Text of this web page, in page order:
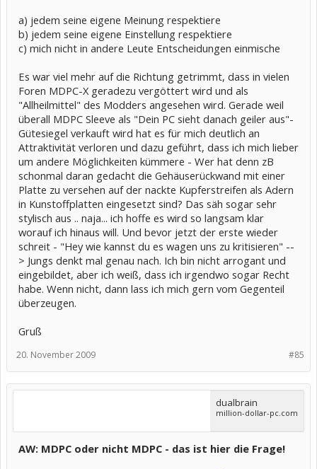
a) jedem seine eigene Meinung respektiere
b) jedem seine eigene Einstellung respektiere
c) mich nicht in andere Leute Entscheidungen einmische
Es war viel mehr auf die Richtung getrimmt, dass in vielen
Foren MDPC-X geradezu vergöttert wird und als
"Allheilmittel" des Modders angesehen wird. Gerade weil
überall MDPC Sleeve als "Dein PC sieht danach geiler aus"-
Gütesiegel verkauft wird hat es für mich deutlich an
Attraktivität verloren und dazu geführt, dass ich mich lieber
um andere Möglichkeiten kümmere - Wer hat denn zB
schonmal daran gedacht die Gehäuserückwand mit einer
Platte zu versehen auf der nackte Kupferstreifen als Adern
in Kunstoffplatten eingesetzt sind? Das säh sogar sehr
stylisch aus .. naja... ich hoffe es wird so langsam klar
worauf ich hinaus will. Und bevor jetzt der erste wieder
schreit - "Hey wie kannst du es wagen uns zu kritisieren" --
> Jungs denkt mal genau nach. Ich bin nicht arrogant und
eingebildet, aber ich weiß, dass ich irgendwo sogar Recht
habe. Wenn nicht, dann lass ich mich gern vom Gegenteil
überzeugen.
Gruß
#85
20. November 2009
dualbrain
million-dollar-pc.com
AW: MDPC oder nicht MDPC - das ist hier die Frage!